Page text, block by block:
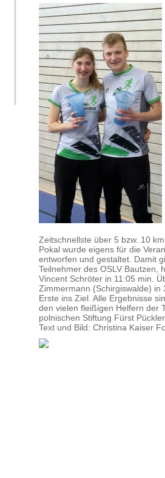
Zeitschnellste über 5 bzw. 10
Pokal wurde eigens für die
entworfen und gestaltet. Damit
Teilnehmer des OSLV Bautzen,
Vincent Schröter in 11:05 min.
Zimmermann (Schirgiswalde)
Erste ins Ziel. Alle Ergebnisse
den vielen fleißigen Helfern der
polnischen Stiftung Fürst
Text und Bild: Christina Kaiser